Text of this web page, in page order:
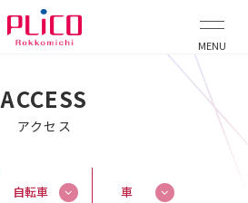
MENU
ACCESS
アクセス
自転車 車